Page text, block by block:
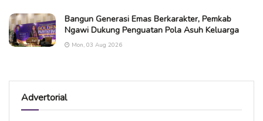
Bangun Generasi Emas Berkarakter, Pemkab
Ngawi Dukung Penguatan Pola Asuh Keluarga
Mon, 03 Aug 2026
Advertorial